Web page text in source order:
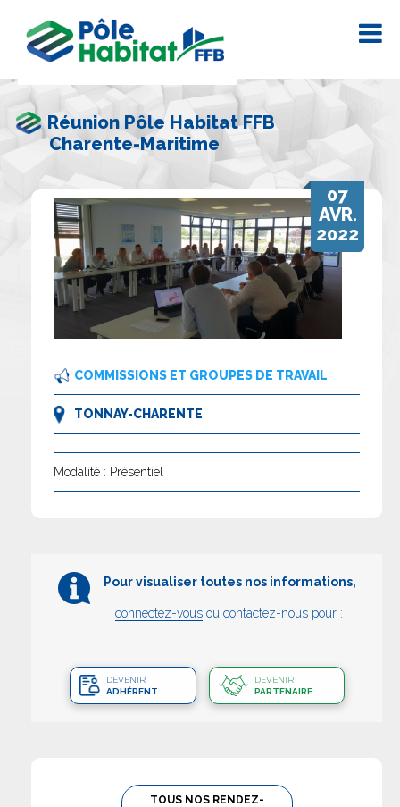
Réunion Pôle Habitat FFB
Charente-Maritime
07
AVR.
2022
COMMISSIONS ET GROUPES DE TRAVAIL
TONNAY-CHARENTE
Modalité : Présentiel
Pour visualiser toutes nos informations,
connectez-vous ou contactez-nous pour :
DEVENIR
ADHÉRENT
DEVENIR
PARTENAIRE
TOUS NOS RENDEZ-